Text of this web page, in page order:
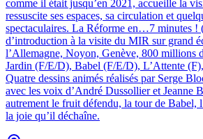
comme il était jusqu’en 2021, accueille la
ressuscite ses espaces, sa circulation et
spectaculaires. La Réforme en…7 minutes
d’introduction à la visite du MIR sur grand
l’Allemagne, Noyon, Genève, 800 millions
Jardin (F/E/D), Babel (F/E/D), L’Attente
Quatre dessins animés réalisés par Serge
avec les voix d’André Dussollier et Jeanne
autrement le fruit défendu, la tour de Babel,
la joie qu’il déchaîne.